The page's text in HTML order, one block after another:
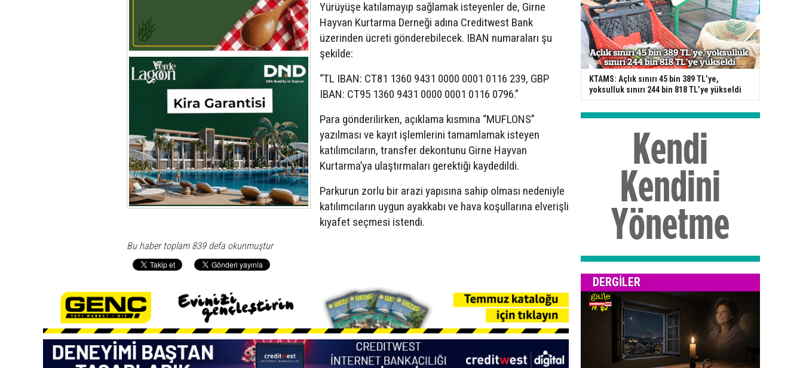
Yürüyüşe katılamayıp sağlamak isteyenler de, Girne
Hayvan Kurtarma Derneği adına Creditwest Bank
üzerinden ücreti gönderebilecek. IBAN numaraları şu
şekilde:
“TL IBAN: CT81 1360 9431 0000 0001 0116 239, GBP
IBAN: CT95 1360 9431 0000 0001 0116 0796.”
Para gönderilirken, açıklama kısmına “MUFLONS”
yazılması ve kayıt işlemlerini tamamlamak isteyen
katılımcıların, transfer dekontunu Girne Hayvan
Kurtarma’ya ulaştırmaları gerektiği kaydedildi.
Parkurun zorlu bir arazi yapısına sahip olması nedeniyle
katılımcıların uygun ayakkabı ve hava koşullarına elverişli
kıyafet seçmesi istendi.
Bu haber toplam 839 defa okunmuştur
KTAMS: Açlık sınırı 45 bin 389 TL’ye,
yoksulluk sınırı 244 bin 818 TL’ye yükseldi
DERGILER